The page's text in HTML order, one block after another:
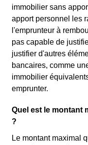
immobilier sans
apport personnel les
l'emprunteur à
pas capable de
justifier d'autres
bancaires, comme
immobilier
emprunter.
Quel est le montant
?
Le montant maximal